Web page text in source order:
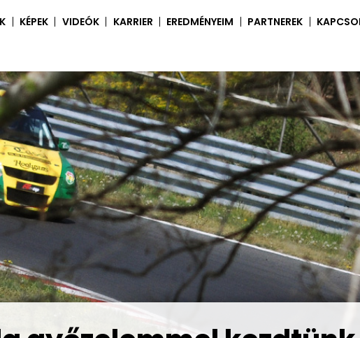
KÉPEK VIDEÓK KARRIER EREDMÉNYEIM PARTNEREK